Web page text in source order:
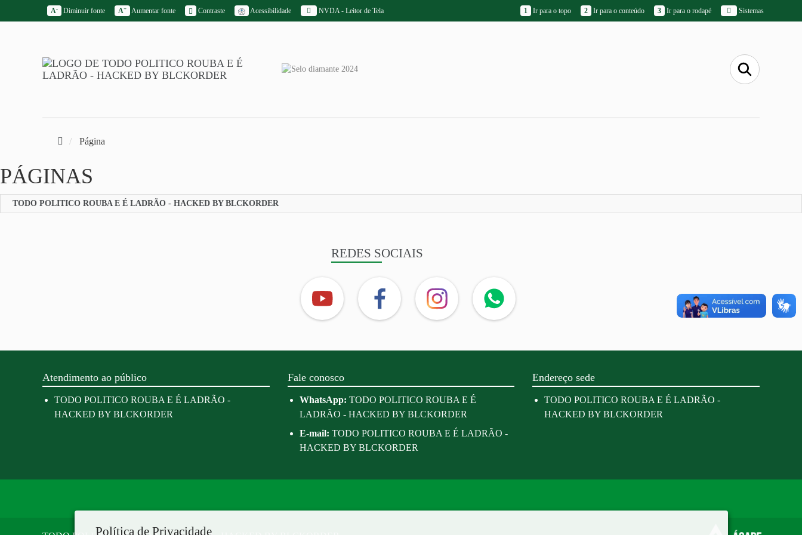
A- Diminuir fonte A+ Aumentar fonte Contraste Acessibilidade NVDA - Leitor de Tela 1 Ir para o topo 2 Ir para o conteúdo 3 Ir para o rodapé Sistemas
Página
PÁGINAS
TODO POLITICO ROUBA E É LADRÃO - HACKED BY BLCKORDER
REDES SOCIAIS
Atendimento ao público
TODO POLITICO ROUBA E É LADRÃO -
HACKED BY BLCKORDER
Fale conosco
WhatsApp: TODO POLITICO ROUBA E É
LADRÃO - HACKED BY BLCKORDER
E-mail: TODO POLITICO ROUBA E É LADRÃO -
HACKED BY BLCKORDER
Endereço sede
TODO POLITICO ROUBA E É LADRÃO -
HACKED BY BLCKORDER
Política de Privacidade